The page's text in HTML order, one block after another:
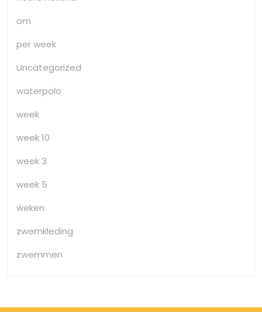
om
per week
Uncategorized
waterpolo
week
week 10
week 3
week 5
weken
zwemkleding
zwemmen